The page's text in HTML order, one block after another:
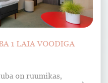
1 LAIA VOODIGA
on ruumikas,